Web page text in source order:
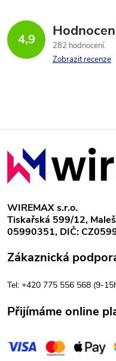
4,9
282 hodnocení
Zobrazit recenze
Z
á
p
a
WIREMAX s.r.o.
Tiskařská 599/12,
05990351, DIČ:
Zákaznická
Tel: +420 775 556 568 (9-
Přijímáme online